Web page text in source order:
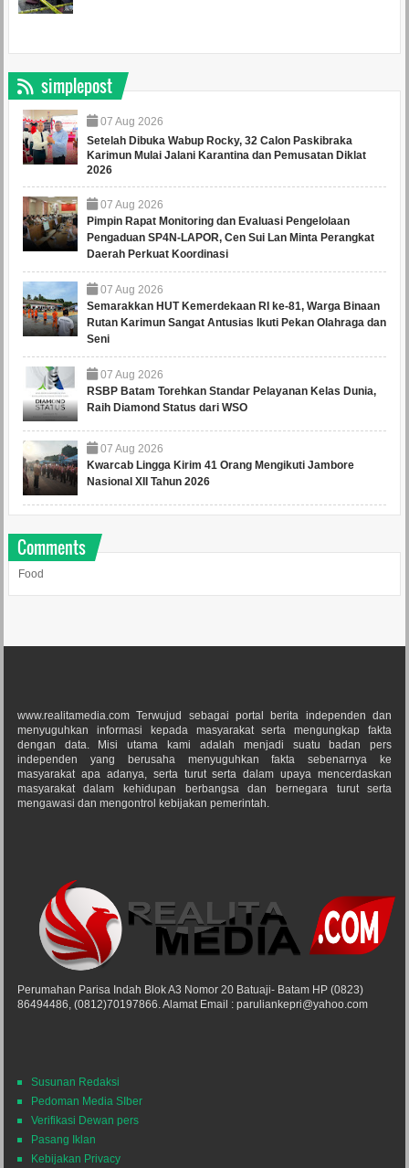
simplepost
07 Aug 2026
Setelah Dibuka Wabup Rocky, 32 Calon Paskibraka
Karimun Mulai Jalani Karantina dan Pemusatan Diklat
2026
07 Aug 2026
Pimpin Rapat Monitoring dan Evaluasi Pengelolaan
Pengaduan SP4N-LAPOR, Cen Sui Lan Minta Perangkat
Daerah Perkuat Koordinasi
07 Aug 2026
Semarakkan HUT Kemerdekaan RI ke-81, Warga Binaan
Rutan Karimun Sangat Antusias Ikuti Pekan Olahraga dan
Seni
07 Aug 2026
RSBP Batam Torehkan Standar Pelayanan Kelas Dunia,
Raih Diamond Status dari WSO
07 Aug 2026
Kwarcab Lingga Kirim 41 Orang Mengikuti Jambore
Nasional XII Tahun 2026
Comments
Food
www.realitamedia.com Terwujud sebagai portal berita independen dan
menyuguhkan informasi kepada masyarakat serta mengungkap fakta
dengan data. Misi utama kami adalah menjadi suatu badan pers
independen yang berusaha menyuguhkan fakta sebenarnya ke
masyarakat apa adanya, serta turut serta dalam upaya mencerdaskan
masyarakat dalam kehidupan berbangsa dan bernegara turut serta
mengawasi dan mengontrol kebijakan pemerintah.
Perumahan Parisa Indah Blok A3 Nomor 20 Batuaji- Batam HP (0823)
86494486, (0812)70197866. Alamat Email : paruliankepri@yahoo.com
Susunan Redaksi
Pedoman Media SIber
Verifikasi Dewan pers
Pasang Iklan
Kebijakan Privacy